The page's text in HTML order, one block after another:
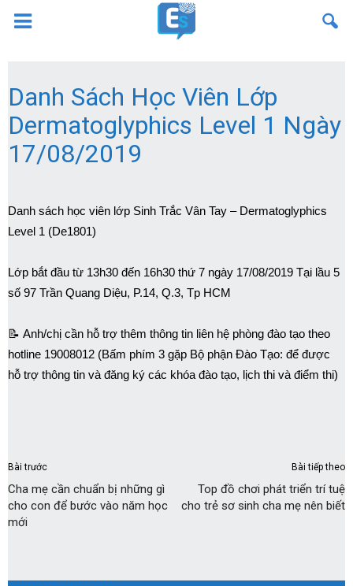
Danh Sách Học Viên Lớp
Dermatoglyphics Level 1 Ngày
17/08/2019
Danh sách học viên lớp Sinh Trắc Vân Tay – Dermatoglyphics
Level 1 (De1801)
Lớp bắt đầu từ 13h30 đến 16h30 thứ 7 ngày 17/08/2019 Tại lầu 5
số 97 Trần Quang Diệu, P.14, Q.3, Tp HCM
📝 Anh/chị cần hỗ trợ thêm thông tin liên hệ phòng đào tạo theo
hotline 19008012 (Bấm phím 3 gặp Bộ phận Đào Tạo: để được
hỗ trợ thông tin và đăng ký các khóa đào tạo, lịch thi và điểm thi)
Bài trước
Cha mẹ cần chuẩn bị những gì
cho con để bước vào năm học
mới
Bài tiếp theo
Top đồ chơi phát triển trí tuệ
cho trẻ sơ sinh cha mẹ nên biết